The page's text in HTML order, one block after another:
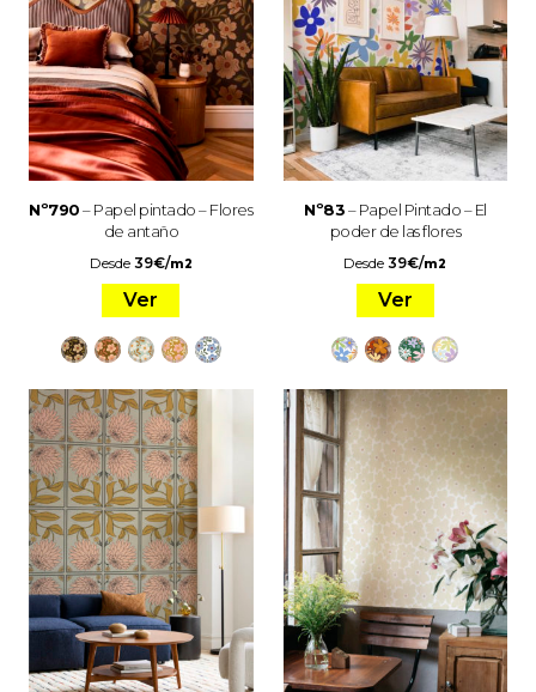
Nº790– Papel pintado – Flores
de antaño
Desde 39€/m2
Ver
Nº83– Papel Pintado – El
poder de las flores
Desde39€/m2
Ver